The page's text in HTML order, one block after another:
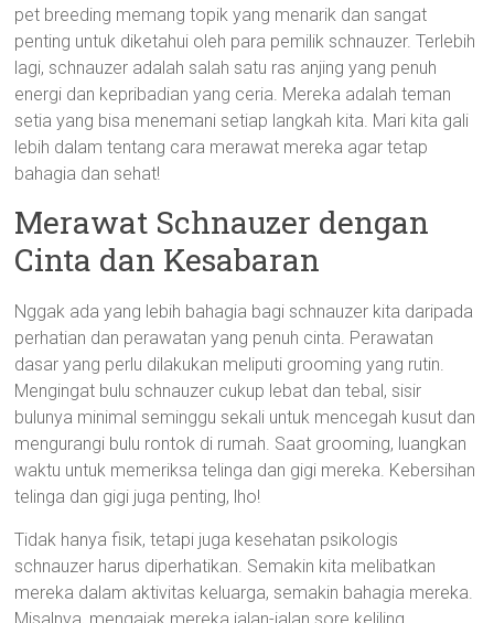
pet breeding memang topik yang menarik dan sangat
penting untuk diketahui oleh para pemilik schnauzer. Terlebih
lagi, schnauzer adalah salah satu ras anjing yang penuh
energi dan kepribadian yang ceria. Mereka adalah teman
setia yang bisa menemani setiap langkah kita. Mari kita gali
lebih dalam tentang cara merawat mereka agar tetap
bahagia dan sehat!
Merawat Schnauzer dengan
Cinta dan Kesabaran
Nggak ada yang lebih bahagia bagi schnauzer kita daripada
perhatian dan perawatan yang penuh cinta. Perawatan
dasar yang perlu dilakukan meliputi grooming yang rutin.
Mengingat bulu schnauzer cukup lebat dan tebal, sisir
bulunya minimal seminggu sekali untuk mencegah kusut dan
mengurangi bulu rontok di rumah. Saat grooming, luangkan
waktu untuk memeriksa telinga dan gigi mereka. Kebersihan
telinga dan gigi juga penting, lho!
Tidak hanya fisik, tetapi juga kesehatan psikologis
schnauzer harus diperhatikan. Semakin kita melibatkan
mereka dalam aktivitas keluarga, semakin bahagia mereka.